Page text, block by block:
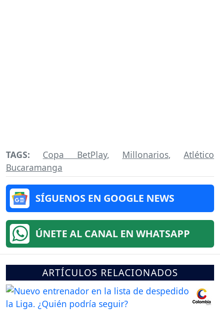
TAGS: Copa BetPlay, Millonarios, Atlético
Bucaramanga
SÍGUENOS EN GOOGLE NEWS
ÚNETE AL CANAL EN WHATSAPP
ARTÍCULOS RELACIONADOS